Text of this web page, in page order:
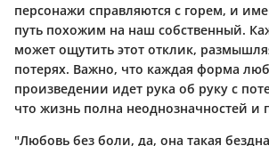
персонажи справляются с горем, и
путь похожим на наш собственный.
может ощутить этот отклик,
потерях. Важно, что каждая форма
произведении идет рука об руку с
что жизнь полна неоднозначностей и
"Любовь без боли, да, она такая